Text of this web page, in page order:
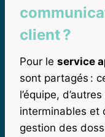
client ?
Pour le service
sont partagés :
l’équipe,
interminables et
gestion des